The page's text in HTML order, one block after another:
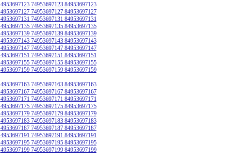
4953697123 74953697123 84953697123
4953697127 74953697127 84953697127
4953697131 74953697131 84953697131
4953697135 74953697135 84953697135
4953697139 74953697139 84953697139
4953697143 74953697143 84953697143
4953697147 74953697147 84953697147
4953697151 74953697151 84953697151
4953697155 74953697155 84953697155
4953697159 74953697159 84953697159
4953697163 74953697163 84953697163
4953697167 74953697167 84953697167
4953697171 74953697171 84953697171
4953697175 74953697175 84953697175
4953697179 74953697179 84953697179
4953697183 74953697183 84953697183
4953697187 74953697187 84953697187
4953697191 74953697191 84953697191
4953697195 74953697195 84953697195
4953697199 74953697199 84953697199